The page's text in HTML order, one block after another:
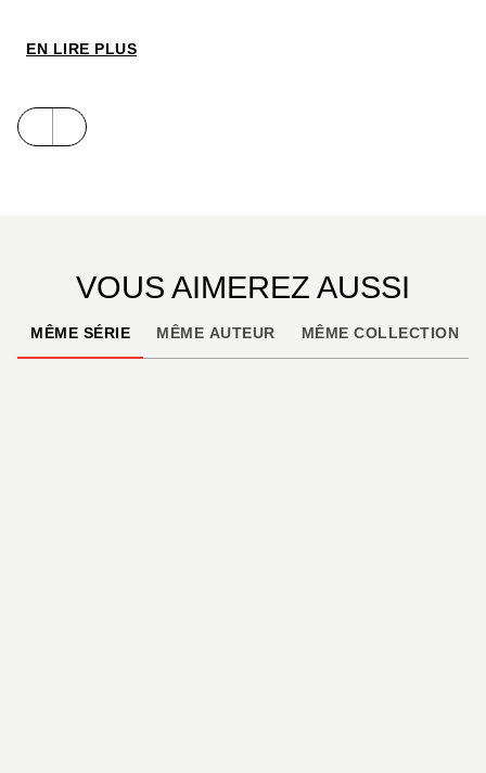
EN LIRE PLUS
VOUS AIMEREZ AUSSI
MÊME SÉRIE MÊME AUTEUR MÊME COLLECTION